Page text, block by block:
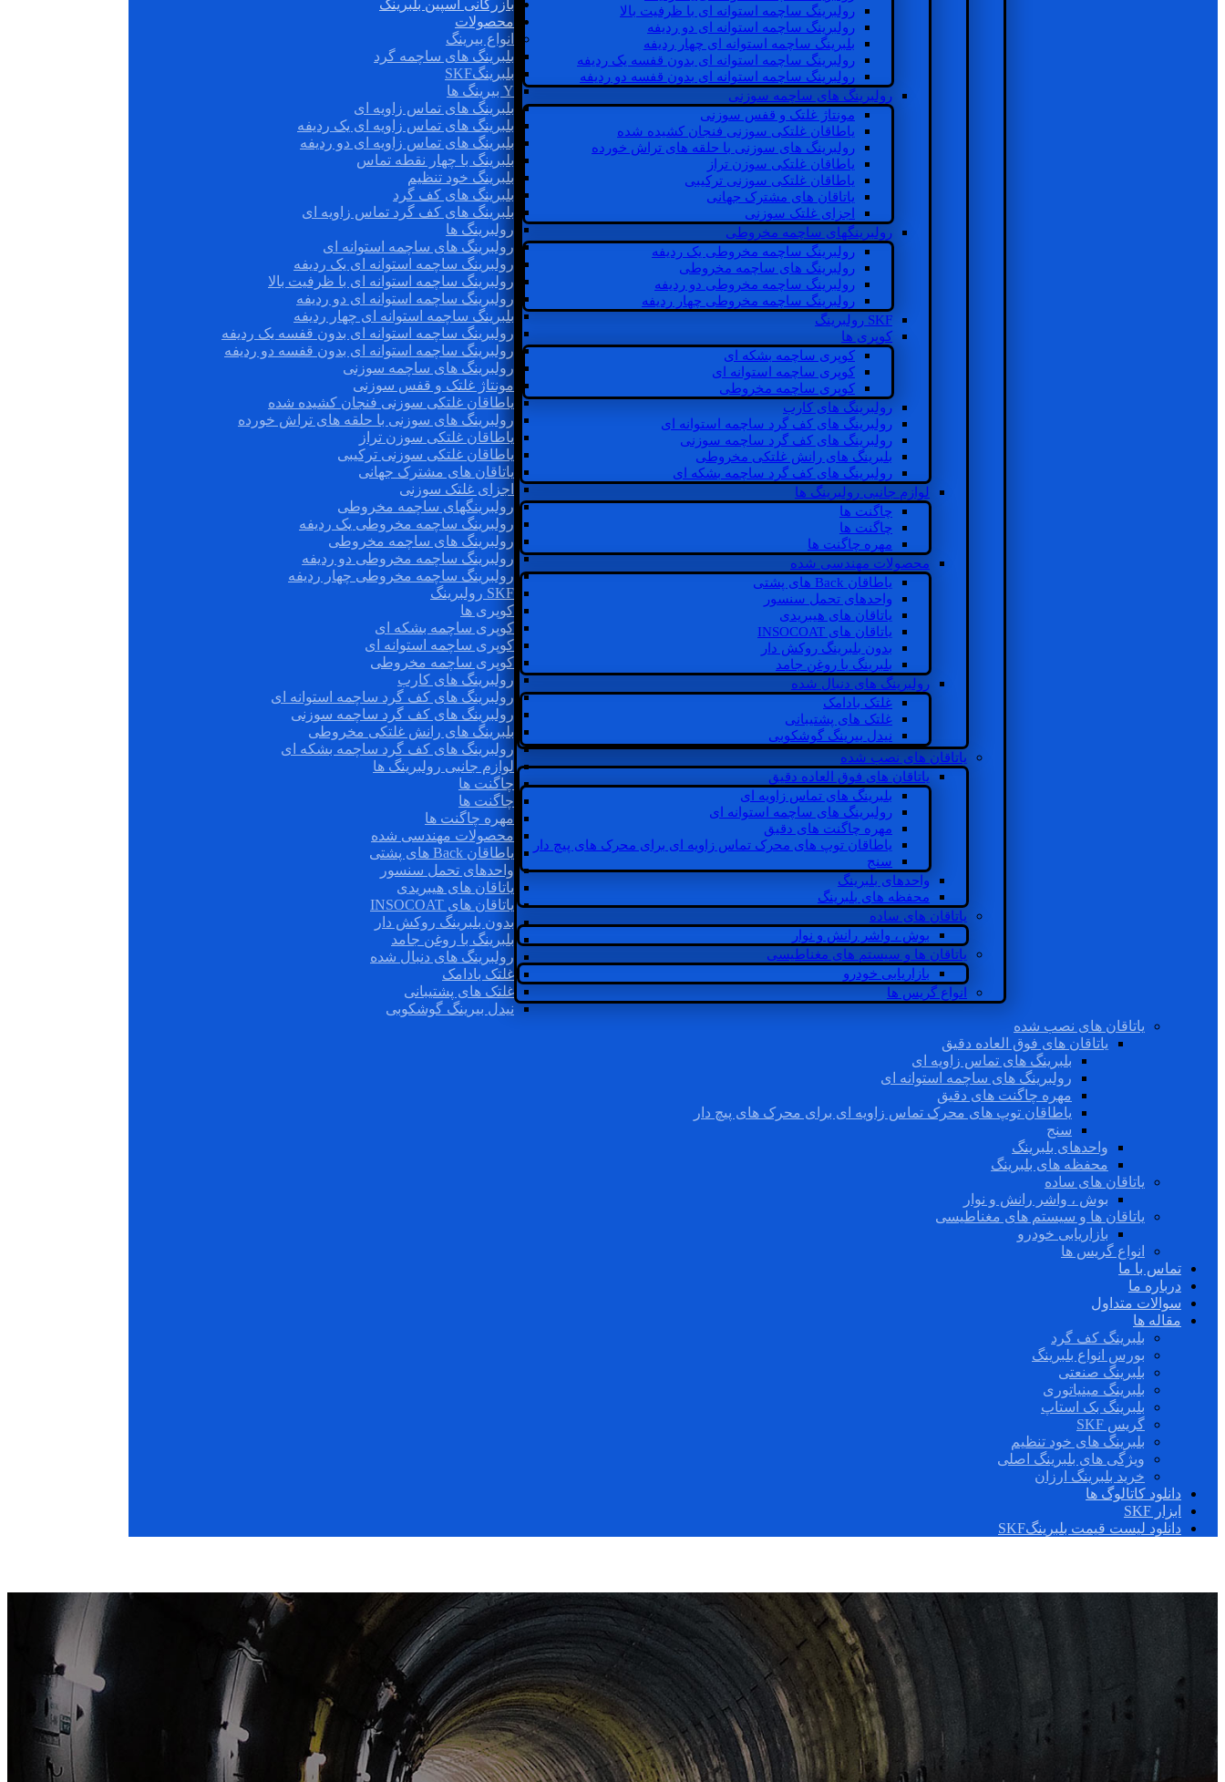
رولبرینگ ساچمه استوانه ای با ظرفیت بالا
رولبرینگ ساچمه استوانه ای دو ردیفه
بلبرینگ ساچمه استوانه ای چهار ردیفه
رولبرینگ ساچمه استوانه ای بدون قفسه یک ردیفه
رولبرینگ ساچمه استوانه ای بدون قفسه دو ردیفه
رولبرینگ های ساچمه سوزنی
مونتاژ غلتک و قفس سوزنی
یاطاقان غلتکی سوزنی فنجان کشیده شده
رولبرینگ های سوزنی با حلقه های تراش خورده
یاطاقان غلتکی سوزن تراز
یاطاقان غلتکی سوزنی ترکیبی
یاتاقان های مشترک جهانی
اجزای غلتک سوزنی
رولبرینگهای ساچمه مخروطی
رولبرینگ ساچمه مخروطی یک ردیفه
رولبرینگ های ساچمه مخروطی
رولبرینگ ساچمه مخروطی دو ردیفه
رولبرینگ ساچمه مخروطی چهار ردیفه
SKF رولبرینگ
کوپری ها
کوپری ساچمه بشکه ای
کوپری ساچمه استوانه ای
کوپری ساچمه مخروطی
رولبرینگ های کارب
رولبرینگ های کف گرد ساچمه استوانه ای
رولبرینگ های کف گرد ساچمه سوزنی
بلبرینگ های رانش غلتکی مخروطی
رولبرینگ های کف گرد ساچمه بشکه ای
لوازم جانبی رولبرینگ ها
چاگنت ها
چاگنت ها
مهره چاگنت ها
محصولات مهندسی شده
یاطاقان Back های پشتی
واحدهای تحمل سنسور
یاتاقان های هیبریدی
یاتاقان های INSOCOAT
بدون بلبرینگ روکش دار
بلبرینگ با روغن جامد
رولبرینگ های دنبال شده
غلتک بادامک
غلتک های پشتیبانی
نیدل بیرینگ گوشکوبی
یاتاقان های نصب شده
یاتاقان های فوق العاده دقیق
بلبرینگ های تماس زاویه ای
رولبرینگ های ساچمه استوانه ای
مهره چاگنت های دقیق
یاطاقان توپ های محرک تماس زاویه ای برای محرک های پیچ دار
سنج
واحدهای بلبرینگ
محفظه های بلبرینگ
یاتاقان های ساده
بوش ، واشر رانش و نوار
یاتاقان ها و سیستم های مغناطیسی
بازاریابی خودرو
انواع گریس ها
بازرگانی اسپین بلبرینگ
محصولات
انواع بیرینگ
بلبرینگ های ساچمه گرد
بلبرینگSKF
Y بیرینگ ها
بلبرینگ های تماس زاویه ای
بلبرینگ های تماس زاویه ای یک ردیفه
بلبرینگ های تماس زاویه ای دو ردیفه
بلبرینگ با چهار نقطه تماس
بلبرینگ خود تنظیم
بلبرینگ های کف گرد
بلبرینگ های کف گرد تماس زاویه ای
رولبرینگ ها
رولبرینگ های ساچمه استوانه ای
رولبرینگ ساچمه استوانه ای یک ردیفه
رولبرینگ ساچمه استوانه ای با ظرفیت بالا
رولبرینگ ساچمه استوانه ای دو ردیفه
بلبرینگ ساچمه استوانه ای چهار ردیفه
رولبرینگ ساچمه استوانه ای بدون قفسه یک ردیفه
رولبرینگ ساچمه استوانه ای بدون قفسه دو ردیفه
رولبرینگ های ساچمه سوزنی
مونتاژ غلتک و قفس سوزنی
یاطاقان غلتکی سوزنی فنجان کشیده شده
رولبرینگ های سوزنی با حلقه های تراش خورده
یاطاقان غلتکی سوزن تراز
یاطاقان غلتکی سوزنی ترکیبی
یاتاقان های مشترک جهانی
اجزای غلتک سوزنی
رولبرینگهای ساچمه مخروطی
رولبرینگ ساچمه مخروطی یک ردیفه
رولبرینگ های ساچمه مخروطی
رولبرینگ ساچمه مخروطی دو ردیفه
رولبرینگ ساچمه مخروطی چهار ردیفه
SKF رولبرینگ
کوپری ها
کوپری ساچمه بشکه ای
کوپری ساچمه استوانه ای
کوپری ساچمه مخروطی
رولبرینگ های کارب
رولبرینگ های کف گرد ساچمه استوانه ای
رولبرینگ های کف گرد ساچمه سوزنی
بلبرینگ های رانش غلتکی مخروطی
رولبرینگ های کف گرد ساچمه بشکه ای
لوازم جانبی رولبرینگ ها
چاگنت ها
چاگنت ها
مهره چاگنت ها
محصولات مهندسی شده
یاطاقان Back های پشتی
واحدهای تحمل سنسور
یاتاقان های هیبریدی
یاتاقان های INSOCOAT
بدون بلبرینگ روکش دار
بلبرینگ با روغن جامد
رولبرینگ های دنبال شده
غلتک بادامک
غلتک های پشتیبانی
نیدل بیرینگ گوشکوبی
یاتاقان های نصب شده
یاتاقان های فوق العاده دقیق
بلبرینگ های تماس زاویه ای
رولبرینگ های ساچمه استوانه ای
مهره چاگنت های دقیق
یاطاقان توپ های محرک تماس زاویه ای برای محرک های پیچ دار
سنج
واحدهای بلبرینگ
محفظه های بلبرینگ
یاتاقان های ساده
بوش ، واشر رانش و نوار
یاتاقان ها و سیستم های مغناطیسی
بازاریابی خودرو
انواع گریس ها
تماس با ما
درباره ما
سوالات متداول
مقاله ها
بلبرینگ کف گرد
بورس انواع بلبرینگ
بلبرینگ صنعتی
بلبرینگ مینیاتوری
بلبرینگ بک استاپ
گریس SKF
بلبرینگ های خود تنظیم
ویژگی های بلبرینگ اصلی
خرید بلبرینگ ارزان
دانلود کاتالوگ ها
ابزار SKF
دانلود لیست قیمت بلبرینگSKF